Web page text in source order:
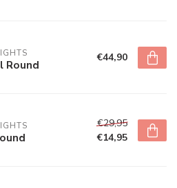
Round €44,90
€29,95
€14,95